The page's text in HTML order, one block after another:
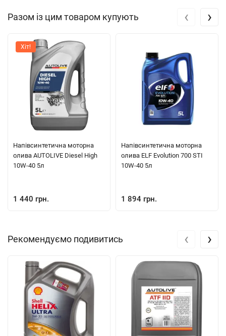
Разом із цим товаром купують
Хіт!
Напівсинтетична моторна
олива AUTOLIVE Diesel High
10W-40 5л
1 440 грн.
Напівсинтетична моторна
олива ELF Evolution 700 STI
10W-40 5л
1 894 грн.
‹ ›
Рекомендуємо подивитись ‹ ›